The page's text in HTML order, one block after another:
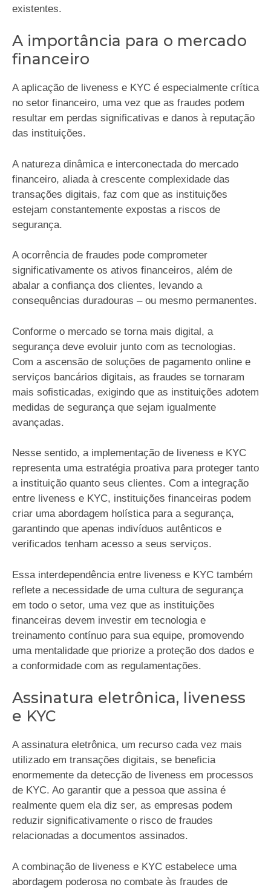
existentes.
A importância para o mercado
financeiro
A aplicação de liveness e KYC é especialmente crítica
no setor financeiro, uma vez que as fraudes podem
resultar em perdas significativas e danos à reputação
das instituições.
A natureza dinâmica e interconectada do mercado
financeiro, aliada à crescente complexidade das
transações digitais, faz com que as instituições
estejam constantemente expostas a riscos de
segurança.
A ocorrência de fraudes pode comprometer
significativamente os ativos financeiros, além de
abalar a confiança dos clientes, levando a
consequências duradouras – ou mesmo permanentes.
Conforme o mercado se torna mais digital, a
segurança deve evoluir junto com as tecnologias.
Com a ascensão de soluções de pagamento online e
serviços bancários digitais, as fraudes se tornaram
mais sofisticadas, exigindo que as instituições adotem
medidas de segurança que sejam igualmente
avançadas.
Nesse sentido, a implementação de liveness e KYC
representa uma estratégia proativa para proteger tanto
a instituição quanto seus clientes. Com a integração
entre liveness e KYC, instituições financeiras podem
criar uma abordagem holística para a segurança,
garantindo que apenas indivíduos autênticos e
verificados tenham acesso a seus serviços.
Essa interdependência entre liveness e KYC também
reflete a necessidade de uma cultura de segurança
em todo o setor, uma vez que as instituições
financeiras devem investir em tecnologia e
treinamento contínuo para sua equipe, promovendo
uma mentalidade que priorize a proteção dos dados e
a conformidade com as regulamentações.
Assinatura eletrônica, liveness
e KYC
A assinatura eletrônica, um recurso cada vez mais
utilizado em transações digitais, se beneficia
enormemente da detecção de liveness em processos
de KYC. Ao garantir que a pessoa que assina é
realmente quem ela diz ser, as empresas podem
reduzir significativamente o risco de fraudes
relacionadas a documentos assinados.
A combinação de liveness e KYC estabelece uma
abordagem poderosa no combate às fraudes de